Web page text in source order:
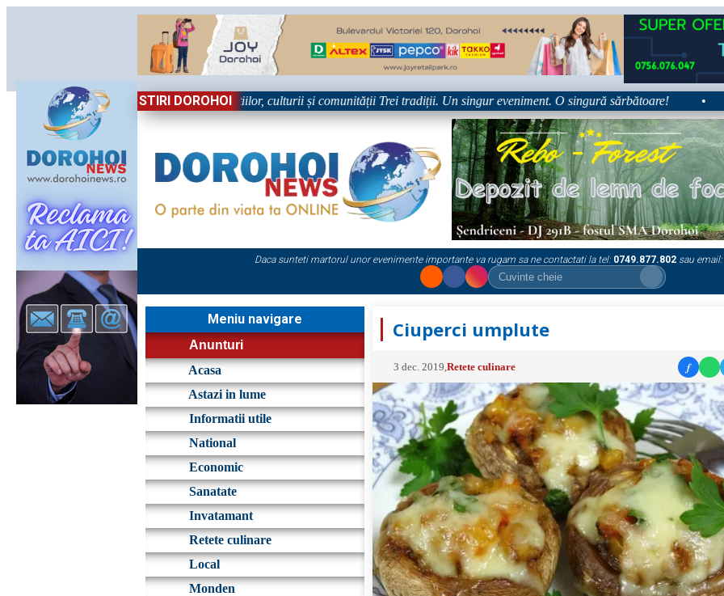
STIRI DOROHOI
Sărbătoare!” – trei zile dedicate tradițiilor, culturii și comunității Trei tradiții. Un singur eveniment. O singură sărbătoare! •
Daca sunteti martorul unor evenimente importante va rugam sa ne contactati la tel: 0749.877.802 sau email:
Meniu navigare
Anunturi
Acasa
Astazi in lume
Informatii utile
National
Economic
Sanatate
Invatamant
Retete culinare
Local
Monden
Ciuperci umplute
3 dec. 2019 ,Retete culinare f